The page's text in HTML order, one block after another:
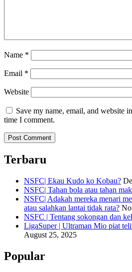
Name *
Email *
Website
Save my name, email, and website
time I comment.
Terbaru
NSFC| Ekau Kudo ko Kobau?
NSFC| Tahan bola atau tahan
NSFC| Adakah mereka menari
atau salahkan lantai tidak rata?
NSFC | Tentang sokongan dan
LigaSuper | Ultraman Mio piat
August 25, 2025
Popular